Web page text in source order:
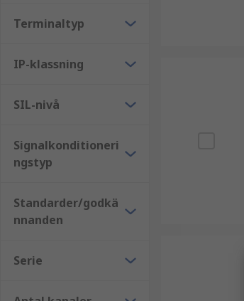
Terminaltyp
IP-klassning
SIL-nivå
Signalkonditioneri
ngstyp
Standarder/godkä
nnanden
Serie